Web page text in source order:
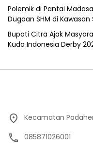
Polemik di Pantai
Dugaan SHM di
Bupati Citra Ajak
Kuda Indonesia Derby
Kecamatan
085871026001